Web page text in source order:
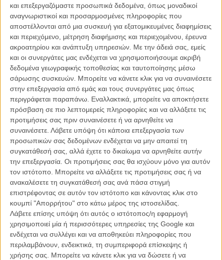
και επεξεργαζόμαστε προσωπικά δεδομένα, όπως μοναδικοί
αναγνωριστικοί και προσαρμοσμένες πληροφορίες που
αποστέλλονται από μια συσκευή για εξατομικευμένες διαφημίσεις
και περιεχόμενο, μέτρηση διαφήμισης και περιεχομένου, έρευνα
ακροατηρίου και ανάπτυξη υπηρεσιών. Με την άδειά σας, εμείς
και οι συνεργάτες μας ενδέχεται να χρησιμοποιήσουμε ακριβή
δεδομένα γεωγραφικής τοποθεσίας και ταυτοποίησης μέσω
σάρωσης συσκευών. Μπορείτε να κάνετε κλικ για να συναινέσετε
στην επεξεργασία από εμάς και τους συνεργάτες μας όπως
περιγράφεται παραπάνω. Εναλλακτικά, μπορείτε να αποκτήσετε
πρόσβαση σε πιο λεπτομερείς πληροφορίες και να αλλάξετε τις
προτιμήσεις σας πριν συναινέσετε ή να αρνηθείτε να
συναινέσετε. Λάβετε υπόψη ότι κάποια επεξεργασία των
προσωπικών σας δεδομένων ενδέχεται να μην απαιτεί τη
συγκατάθεσή σας, αλλά έχετε το δικαίωμα να αρνηθείτε αυτήν
την επεξεργασία. Οι προτιμήσεις σας θα ισχύουν μόνο για αυτόν
τον ιστότοπο. Μπορείτε να αλλάξετε τις προτιμήσεις σας ή να
ανακαλέσετε τη συγκατάθεσή σας ανά πάσα στιγμή
επιστρέφοντας σε αυτόν τον ιστότοπο και κάνοντας κλικ στο
κουμπί "Απορρήτου" στο κάτω μέρος της ιστοσελίδας.
Λάβετε επίσης υπόψη ότι αυτός ο ιστότοπος/η εφαρμογή
χρησιμοποιεί μία ή περισσότερες υπηρεσίες της Google και
ενδέχεται να συλλέγει και να αποθηκεύει πληροφορίες που
περιλαμβάνουν, ενδεικτικά, τη συμπεριφορά επίσκεψης ή
χρήσης σας. Μπορείτε να κάνετε κλικ για να δώσετε ή να
Θυμηθείτε κι αυτό: Τι να κάνετε αν βρεθείτε στο Upside Down; Οι
πρωταγωνιστές τού «Stranger Things» συμβουλεύουν
Ενα εισιτήριο για τη βόλτα στο «Stranger Things» κομμάτι του
πάρκου, θα σας έχει κι έξτρα μπόνους: να σας κυνηγά ο
Demogorgon!
«Από την μυστική μονάδα κρατικών εργαστήριων του Χόκινς και το
σπίτι των Μπάγιερς με τα χριστουγεννιάτικα φωτάκια στους τοίχους,
μέχρι τον ανατριχιαστικό ανάποδο κόσμο με τα κολλώδη δέντρα και